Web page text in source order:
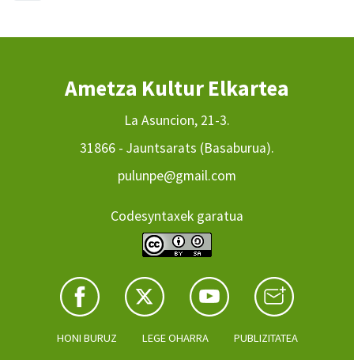
Ametza Kultur Elkartea
La Asuncion, 21-3.
31866 - Jauntsarats (Basaburua).
pulunpe@gmail.com
Codesyntaxek garatua
HONI BURUZ LEGE OHARRA PUBLIZITATEA